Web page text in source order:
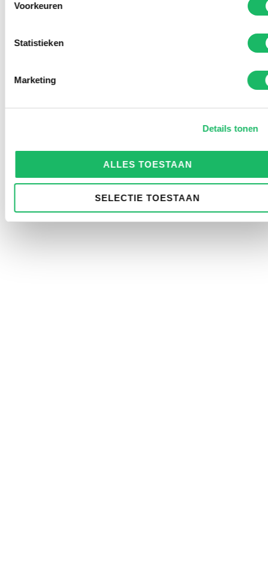
Voorkeuren
Statistieken
Marketing
Details tonen
ALLES TOESTAAN
SELECTIE TOESTAAN